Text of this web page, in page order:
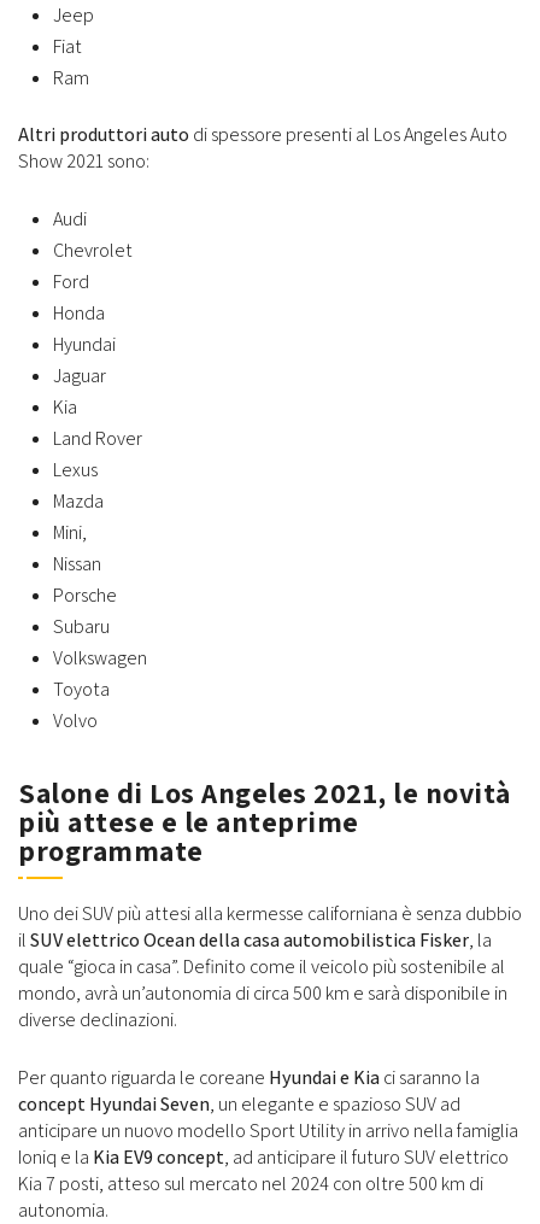
Jeep
Fiat
Ram
Altri produttori auto di spessore presenti al Los Angeles Auto
Show 2021 sono:
Audi
Chevrolet
Ford
Honda
Hyundai
Jaguar
Kia
Land Rover
Lexus
Mazda
Mini,
Nissan
Porsche
Subaru
Volkswagen
Toyota
Volvo
Salone di Los Angeles 2021, le novità
più attese e le anteprime
programmate
Uno dei SUV più attesi alla kermesse californiana è senza dubbio
ilSUV elettrico Ocean della casa automobilistica Fisker, la
quale “gioca in casa”. Definito come il veicolo più sostenibile al
mondo, avrà un’autonomia di circa 500 km e sarà disponibile in
diverse declinazioni.
Per quanto riguarda le coreane Hyundai e Kiaci saranno la
concept Hyundai Seven, un elegante e spazioso SUV ad
anticipare un nuovo modello Sport Utility in arrivo nella famiglia
Ioniq e la Kia EV9 concept, ad anticipare il futuro SUV elettrico
Kia 7 posti, atteso sul mercato nel 2024 con oltre 500 km di
autonomia.